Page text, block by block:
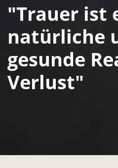
"Trauer ist
natürliche
gesunde
Verlust"